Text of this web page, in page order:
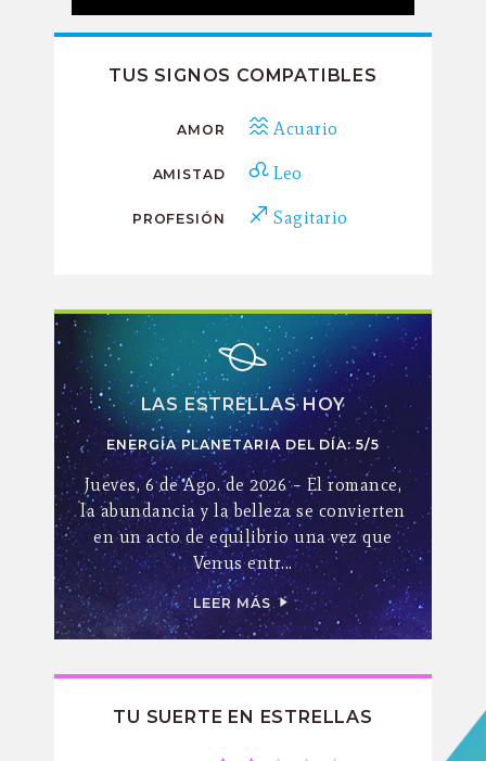
TUS SIGNOS COMPATIBLES
AMOR Acuario
AMISTAD Leo
PROFESIÓN Sagitario
LAS ESTRELLAS HOY
ENERGÍA PLANETARIA DEL DÍA: 5/5
Jueves, 6 de Ago. de 2026 – El romance,
la abundancia y la belleza se convierten
en un acto de equilibrio una vez que
Venus entr...
LEER MÁS
TU SUERTE EN ESTRELLAS